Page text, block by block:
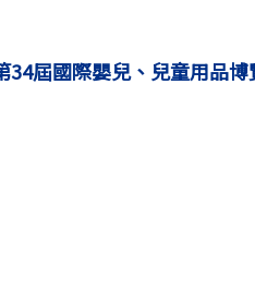
34屆國際嬰兒、兒童用品